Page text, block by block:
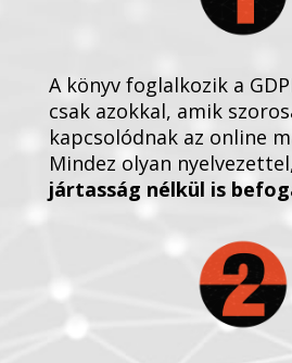
A könyv foglalkozik a
csak azokkal, amik
kapcsolódnak az online
Mindez olyan
jártasság nélkül is